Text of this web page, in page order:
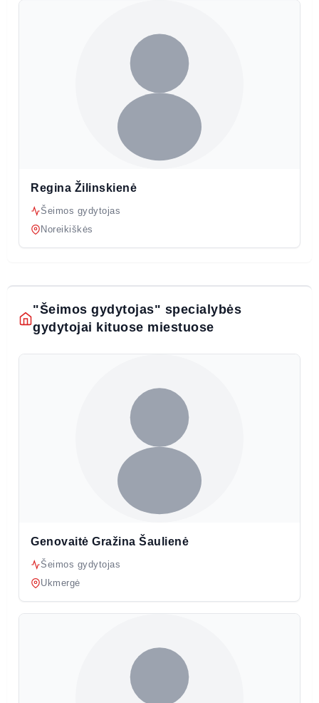
Regina Žilinskienė
Šeimos gydytojas
Noreikiškės
"Šeimos gydytojas" specialybės
gydytojai kituose miestuose
Genovaitė Gražina Šaulienė
Šeimos gydytojas
Ukmergė